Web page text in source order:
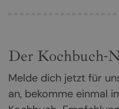
Der Kochbuch-
Melde dich jetzt für
an, bekomme einmal